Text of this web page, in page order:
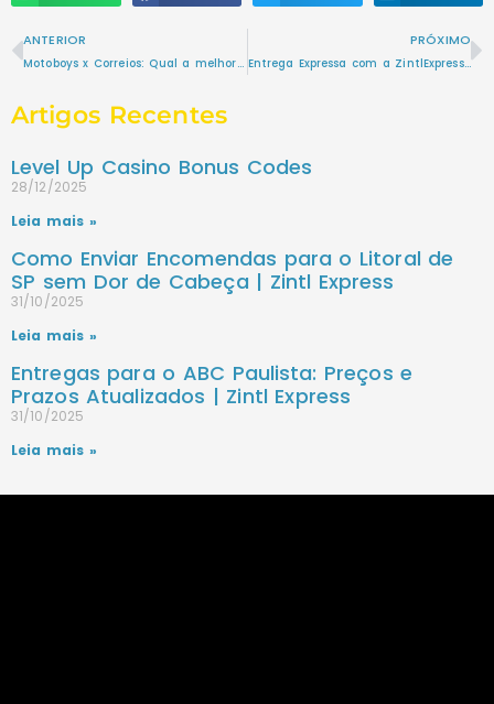
ANTERIOR
Motoboys x Correios: Qual a melhor opção para suas entregas?
PRÓXIMO
Entrega Expressa com a ZintlExpress: Velocidade e Confiança para Seus Negócios
Artigos Recentes
Level Up Casino Bonus Codes
28/12/2025
Leia mais »
Como Enviar Encomendas para o Litoral de
SP sem Dor de Cabeça | Zintl Express
31/10/2025
Leia mais »
Entregas para o ABC Paulista: Preços e
Prazos Atualizados | Zintl Express
31/10/2025
Leia mais »